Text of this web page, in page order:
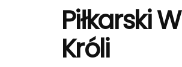
Piłkarski
Króli